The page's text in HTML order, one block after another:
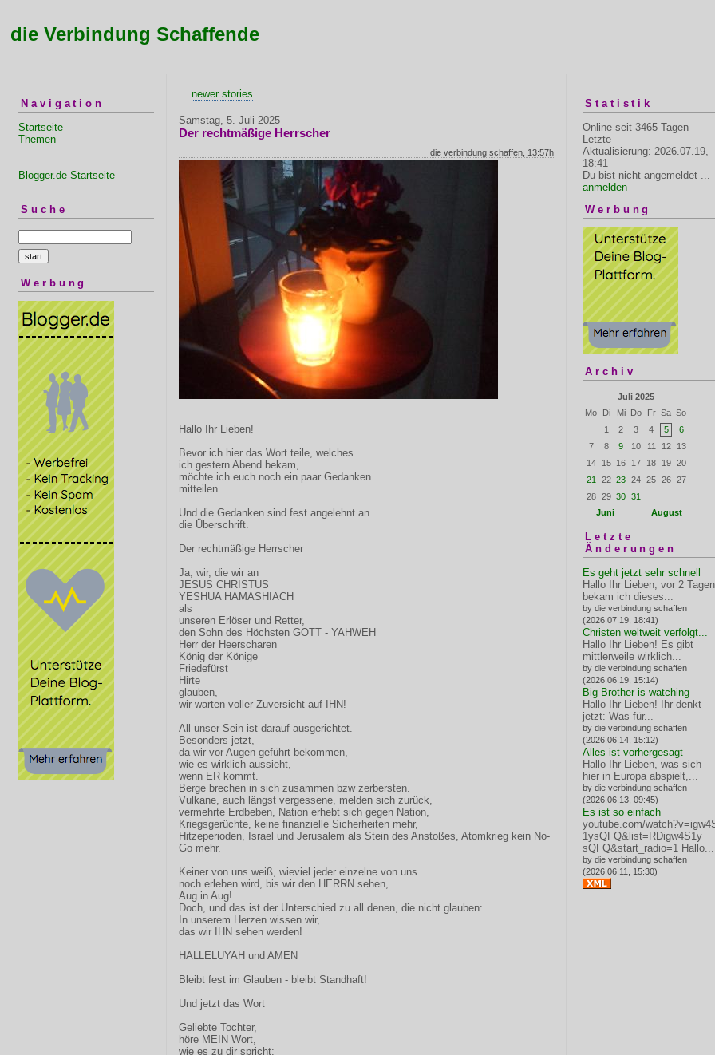
die Verbindung Schaffende
Navigation
Startseite
Themen
Blogger.de Startseite
Suche
Werbung
... newer stories
Samstag, 5. Juli 2025
Der rechtmäßige Herrscher
die verbindung schaffen, 13:57h
Hallo Ihr Lieben!
Bevor ich hier das Wort teile, welches
ich gestern Abend bekam,
möchte ich euch noch ein paar Gedanken
mitteilen.
Und die Gedanken sind fest angelehnt an
die Überschrift.
Der rechtmäßige Herrscher
Ja, wir, die wir an
JESUS CHRISTUS
YESHUA HAMASHIACH
als
unseren Erlöser und Retter,
den Sohn des Höchsten GOTT - YAHWEH
Herr der Heerscharen
König der Könige
Friedefürst
Hirte
glauben,
wir warten voller Zuversicht auf IHN!
All unser Sein ist darauf ausgerichtet.
Besonders jetzt,
da wir vor Augen geführt bekommen,
wie es wirklich aussieht,
wenn ER kommt.
Berge brechen in sich zusammen bzw zerbersten.
Vulkane, auch längst vergessene, melden sich zurück,
vermehrte Erdbeben, Nation erhebt sich gegen Nation,
Kriegsgerüchte, keine finanzielle Sicherheiten mehr,
Hitzeperioden, Israel und Jerusalem als Stein des Anstoßes, Atomkrieg kein No-
Go mehr.
Keiner von uns weiß, wieviel jeder einzelne von uns
noch erleben wird, bis wir den HERRN sehen,
Aug in Aug!
Doch, und das ist der Unterschied zu all denen, die nicht glauben:
In unserem Herzen wissen wir,
das wir IHN sehen werden!
HALLELUYAH und AMEN
Bleibt fest im Glauben - bleibt Standhaft!
Und jetzt das Wort
Geliebte Tochter,
höre MEIN Wort,
wie es zu dir spricht:
Statistik
Online seit 3465 Tagen
Letzte
Aktualisierung: 2026.07.19,
18:41
Du bist nicht angemeldet ...
anmelden
Werbung
Archiv
Juli 2025
Mo
Di Mi Do Fr Sa So
1
2 3 4 5
6
7
8 9 10 11 12
13
14
15 16 17 18 19
20
21
22 23 24 25 26
27
28
29 30 31
Juni
August
Letzte
Änderungen
Es geht jetzt sehr schnell
Hallo Ihr Lieben, vor 2 Tagen
bekam ich dieses...
by die verbindung schaffen
(2026.07.19, 18:41)
Christen weltweit verfolgt...
Hallo Ihr Lieben! Es gibt
mittlerweile wirklich...
by die verbindung schaffen
(2026.06.19, 15:14)
Big Brother is watching
Hallo Ihr Lieben! Ihr denkt
jetzt: Was für...
by die verbindung schaffen
(2026.06.14, 15:12)
Alles ist vorhergesagt
Hallo Ihr Lieben, was sich
hier in Europa abspielt,...
by die verbindung schaffen
(2026.06.13, 09:45)
Es ist so einfach
youtube.com/
1ysQFQ&list=RDigw4S1y
sQFQ&start_radio=1 Hallo...
by die verbindung schaffen
(2026.06.11, 15:30)